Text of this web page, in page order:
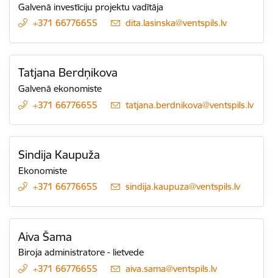
Galvenā investīciju projektu vadītāja
+371 66776655
E-pasts:
dita.lasinska@ventspils.lv
Tatjana Berdņikova
Galvenā ekonomiste
+371 66776655
E-pasts:
tatjana.berdnikova@ventspils.lv
Sindija Kaupuža
Ekonomiste
+371 66776655
E-pasts:
sindija.kaupuza@ventspils.lv
Aiva Šama
Biroja administratore - lietvede
+371 66776655
E-pasts:
aiva.sama@ventspils.lv